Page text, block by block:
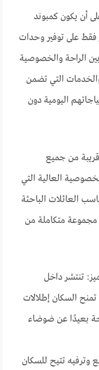
أن يكون كمبوند
فقط على توفير وحدات
الراحة والخصوصية
التي تضمن
اليومية دون
من جميع
العالية التي
العائلات الباحثة
مجموعة متكاملة من
تنتشر داخل
السكان إطلالات
بعيدًا عن ضوضاء
تتيح للسكان